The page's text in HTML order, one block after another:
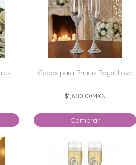
... Copas para Brindis Royal Love
$1,800.00MXN
Comprar